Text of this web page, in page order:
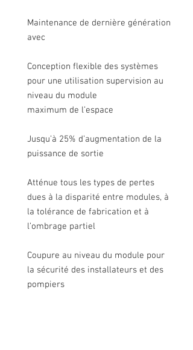
Maintenance de dernière génération
avec
Conception flexible des systèmes
pour une utilisation supervision au
niveau du module
maximum de l’espace
Jusqu’à 25% d’augmentation de la
puissance de sortie
Atténue tous les types de pertes
dues à la disparité entre modules, à
la tolérance de fabrication et à
l’ombrage partiel
Coupure au niveau du module pour
la sécurité des installateurs et des
pompiers